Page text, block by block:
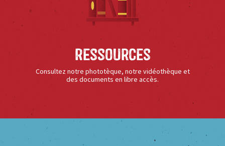
Ressources
Consultez notre phototèque, notre vidéothèque et
des documents en libre accès.